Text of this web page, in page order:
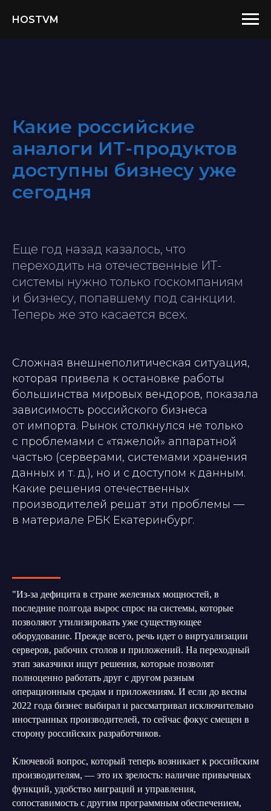
HOSTVM
Какие российские
аналоги ИТ-продуктов
доступны бизнесу уже
сегодня
Еще год назад казалось, что
переходить на отечественные ИТ-
системы нужно только госкомпаниям
и бизнесу, попавшему под санкции.
Теперь же это касается всех.
Сложная внешнеполитическая ситуация,
которая привела к остановке работы
большинства мировых вендоров, показала
зависимость российского бизнеса
от импорта. Рынок столкнулся не только
с проблемами с «тяжелой» аппаратной
частью (серверами, системами хранения
данных и т. д.), но и с доступом к данным.
Какие решения отечественных
производителей решат эти проблемы —
в материале РБК Екатеринбург.
"Из-за дефицита в стране железных мощностей, в
последние полгода вырос спрос на системы, которые
позволяют утилизировать уже существующее
оборудование. Прежде всего, речь идет о виртуализации
серверов, рабочих столов и приложений. На переходный
этап заказчики ищут решения, которые позволят
полноценно работать друг с другом разным
операционным средам и приложениям. И если до весны
2022 года бизнес выбирал и рассматривал исключительно
иностранных производителей, то сейчас фокус смещен в
сторону российских разработчиков.
Ключевой вопрос, который теперь возникает к российским
производителям, — это их зрелость: наличие привычных
функций, удобство миграций и управления,
сопоставимость с другим программным обеспечением,